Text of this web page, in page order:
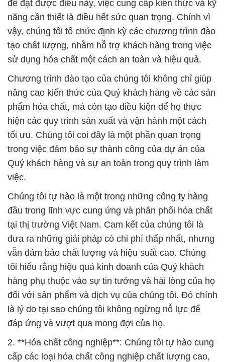
để đạt được điều này, việc cung cấp kiến thức và kỹ
năng cần thiết là điều hết sức quan trọng. Chính vì
vậy, chúng tôi tổ chức định kỳ các chương trình đào
tạo chất lượng, nhằm hỗ trợ khách hàng trong việc
sử dụng hóa chất một cách an toàn và hiệu quả.
Chương trình đào tạo của chúng tôi không chỉ giúp
nâng cao kiến thức của Quý khách hàng về các sản
phẩm hóa chất, mà còn tạo điều kiện để họ thực
hiện các quy trình sản xuất và vận hành một cách
tối ưu. Chúng tôi coi đây là một phần quan trọng
trong việc đảm bảo sự thành công của dự án của
Quý khách hàng và sự an toàn trong quy trình làm
việc.
Chúng tôi tự hào là một trong những công ty hàng
đầu trong lĩnh vực cung ứng và phân phối hóa chất
tại thị trường Việt Nam. Cam kết của chúng tôi là
đưa ra những giải pháp có chi phí thấp nhất, nhưng
vẫn đảm bảo chất lượng và hiệu suất cao. Chúng
tôi hiểu rằng hiệu quả kinh doanh của Quý khách
hàng phụ thuộc vào sự tin tưởng và hài lòng của họ
đối với sản phẩm và dịch vụ của chúng tôi. Đó chính
là lý do tại sao chúng tôi không ngừng nỗ lực để
đáp ứng và vượt qua mong đợi của họ.
2. **Hóa chất công nghiệp**: Chúng tôi tự hào cung
cấp các loại hóa chất công nghiệp chất lượng cao,